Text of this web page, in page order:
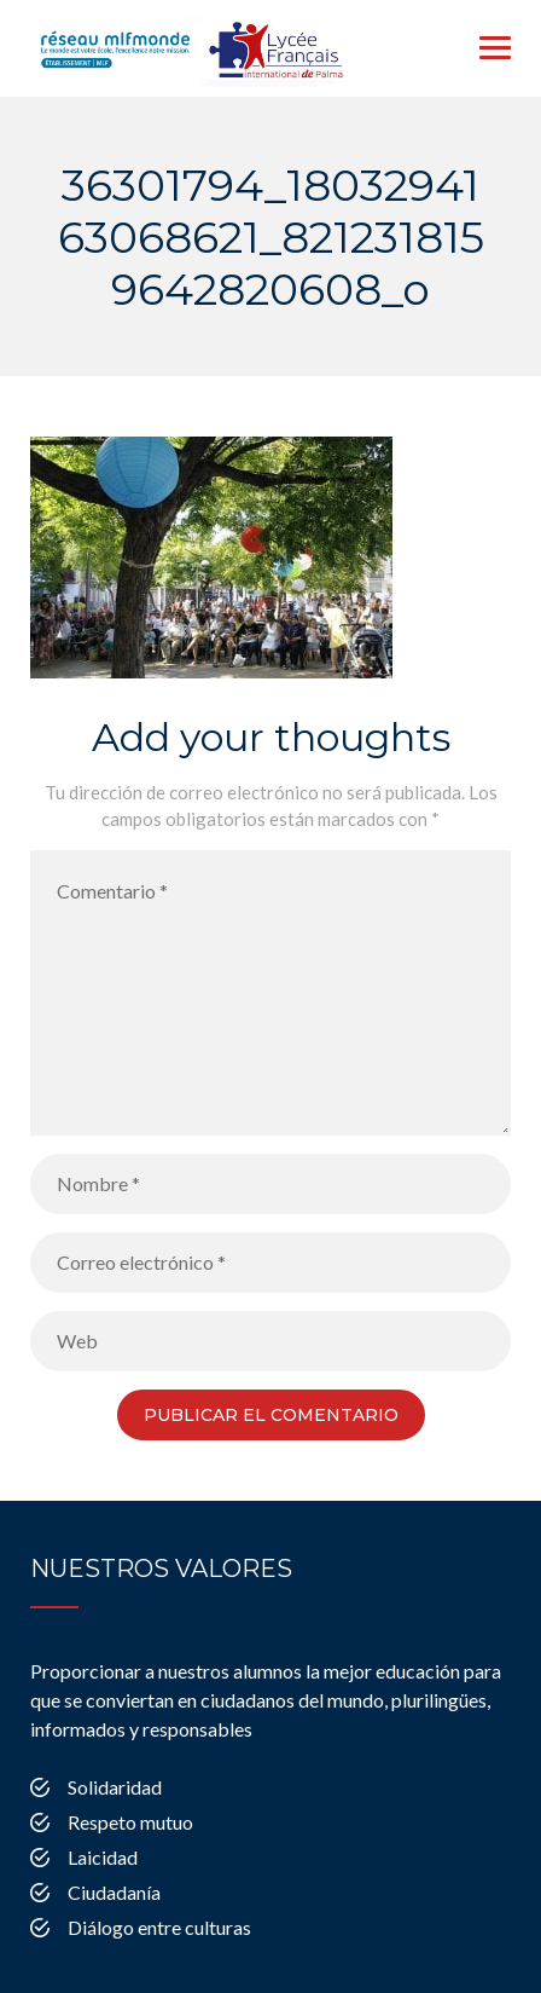
content
36301794_18032941
63068621_821231815
9642820608_o
Add your thoughts
Tu dirección de correo electrónico no será publicada. Los
campos obligatorios están marcados con *
NUESTROS VALORES
Proporcionar a nuestros alumnos la mejor educación para
que se conviertan en ciudadanos del mundo, plurilingües,
informados y responsables
Solidaridad
Respeto mutuo
Laicidad
Ciudadanía
Diálogo entre culturas